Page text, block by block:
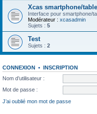
Xcas smartphone/
Interface pour smartphone/
Modérateur : xcasadmin
Sujets : 5
Test
Sujets : 2
CONNEXION • INSCRIPTION
Nom d’utilisateur :
Mot de passe :
J’ai oublié mon mot de passe